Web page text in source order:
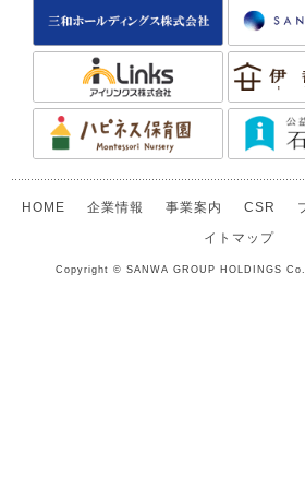
HOME 企業情報 事業案内 CSR
イトマップ
Copyright © SANWA GROUP HOLDINGS